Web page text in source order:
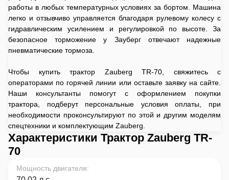
работы в любых температурных условиях за бортом. Машина
легко и отзывчиво управляется благодаря рулевому колесу с
гидравлическим усилением и регулировкой по высоте. За
безопасное торможение у Зауберг отвечают надежные
пневматические тормоза.
Чтобы купить трактор Zauberg TR-70, свяжитесь с
операторами по горячей линии или оставьте заявку на сайте.
Наши консультанты помогут с оформлением покупки
трактора, подберут персональные условия оплаты, при
необходимости проконсультируют по этой и другим моделям
спецтехники и комплектующим Zauberg.
Характеристики Трактор Zauberg TR-
70
Мощность двигателя: